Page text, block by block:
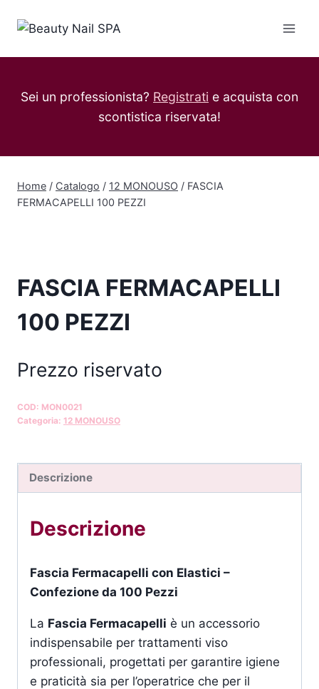
Sei un professionista? Registrati e acquista con
scontistica riservata!
Home / Catalogo / 12 MONOUSO / FASCIA
FERMACAPELLI 100 PEZZI
FASCIA FERMACAPELLI
100 PEZZI
Prezzo riservato
COD: MON0021
Categoria: 12 MONOUSO
Descrizione
Descrizione
Fascia Fermacapelli con Elastici –
Confezione da 100 Pezzi
La Fascia Fermacapelli è un accessorio
indispensabile per trattamenti viso
professionali, progettati per garantire igiene
e praticità sia per l’operatrice che per il